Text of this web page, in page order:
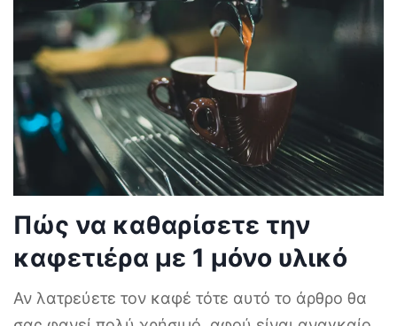
Πώς να καθαρίσετε την
καφετιέρα με 1 μόνο υλικό
Αν λατρεύετε τον καφέ τότε αυτό το άρθρο θα